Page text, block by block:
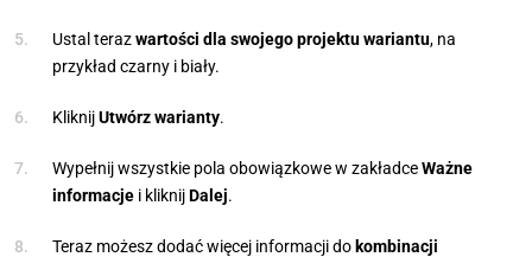
Ustal terazwartości dla swojego projektu wariantu, na
przykład czarny i biały.
KliknijUtwórz warianty.
Wypełnij wszystkie pola obowiązkowe w zakładceWażne
informacje i kliknijDalej.
Teraz możesz dodać więcej informacji do kombinacji